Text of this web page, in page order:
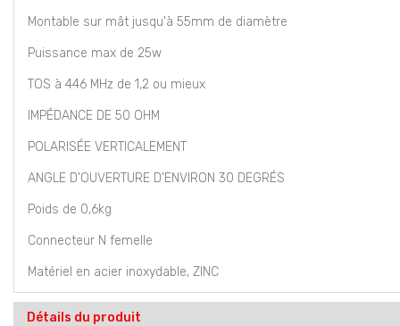
Montable sur mât jusqu'à 55mm de diamètre
Puissance max de 25w
TOS à 446 MHz de 1,2 ou mieux
IMPÉDANCE DE 50 OHM
POLARISÉE VERTICALEMENT
ANGLE D'OUVERTURE D'ENVIRON 30 DEGRÉS
Poids de 0,6kg
Connecteur N femelle
Matériel en acier inoxydable, ZINC
Détails du produit